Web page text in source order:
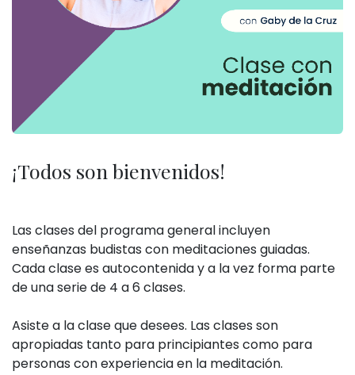
¡Todos son bienvenidos!
Las clases del programa general incluyen
enseñanzas budistas con meditaciones guiadas.
Cada clase es autocontenida y a la vez forma parte
de una serie de 4 a 6 clases.
Asiste a la clase que desees. Las clases son
apropiadas tanto para principiantes como para
personas con experiencia en la meditación.